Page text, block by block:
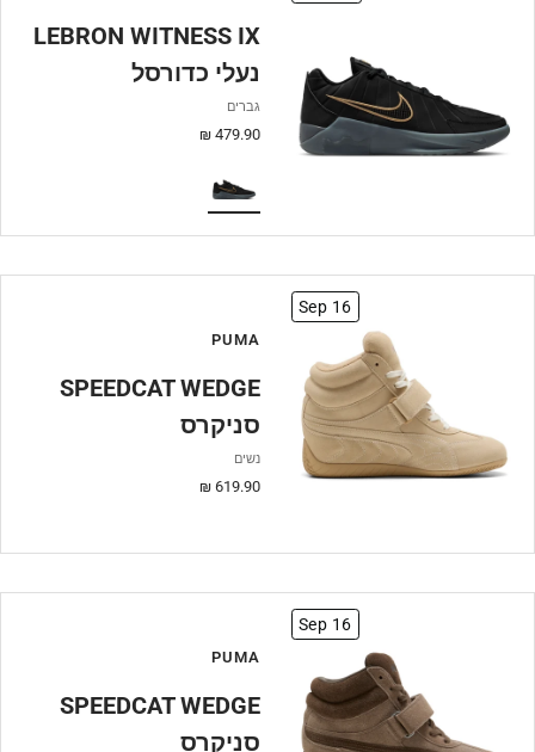
LEBRON WITNESS IX
נעלי כדורסל
גברים
מחיר
479.90 ₪
Sep 16
PUMA
SPEEDCAT WEDGE
סניקרס
נשים
מחיר
619.90 ₪
Sep 16
PUMA
SPEEDCAT WEDGE
סניקרס